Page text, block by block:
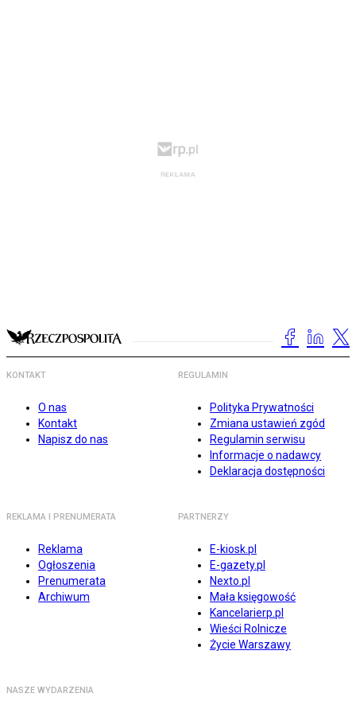
KONTAKT
O nas
Kontakt
Napisz do nas
REGULAMIN
Polityka Prywatności
Zmiana ustawień zgód
Regulamin serwisu
Informacje o nadawcy
Deklaracja dostępności
REKLAMA I PRENUMERATA
Reklama
Ogłoszenia
Prenumerata
Archiwum
PARTNERZY
E-kiosk.pl
E-gazety.pl
Nexto.pl
Mała księgowość
Kancelarierp.pl
Wieści Rolnicze
Życie Warszawy
NASZE WYDARZENIA